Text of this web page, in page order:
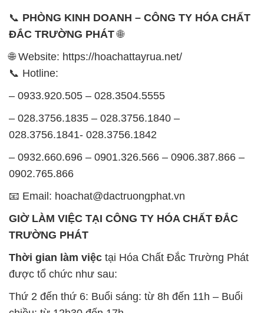
📞 PHÒNG KINH DOANH – CÔNG TY HÓA CHẤT
ĐẮC TRƯỜNG PHÁT🌐
🌐 Website: https://hoachattayrua.net/
📞 Hotline:
– 0933.920.505 – 028.3504.5555
– 028.3756.1835 – 028.3756.1840 –
028.3756.1841- 028.3756.1842
– 0932.660.696 – 0901.326.566 – 0906.387.866 –
0902.765.866
📧 Email: hoachat@dactruongphat.vn
GIỜ LÀM VIỆC TẠI CÔNG TY HÓA CHẤT ĐẮC
TRƯỜNG PHÁT
Thời gian làm việc tại Hóa Chất Đắc Trường Phát
được tổ chức như sau:
Thứ 2 đến thứ 6: Buổi sáng: từ 8h đến 11h – Buổi